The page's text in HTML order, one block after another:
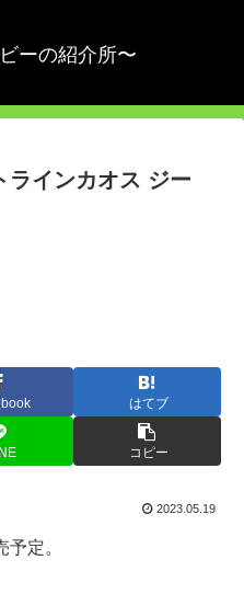
ーの紹介所〜
ラインカオス ジー
はてブ
コピー
2023.05.19
定。